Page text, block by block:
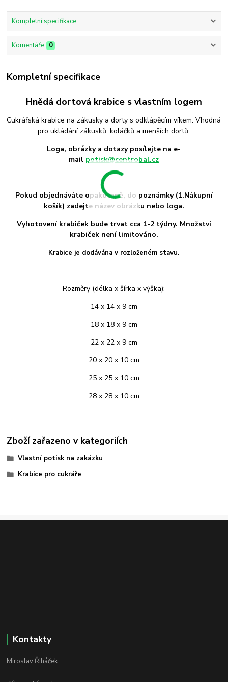
Kompletní specifikace
Komentáře 0
Kompletní specifikace
Hnědá dortová krabice s vlastním logem
Cukrářská krabice na zákusky a dorty s odklápěcím víkem. Vhodná
pro ukládání zákusků, koláčků a menších dortů.
Loga, obrázky a dotazy posílejte na e-
mail potisk@centrobal.cz
Pokud objednáváte opakovaně, do poznámky (1.Nákupní
košík) zadejte název obrázku nebo loga.
Vyhotovení krabiček bude trvat cca 1-2 týdny. Množství
krabiček není limitováno.
Krabice je dodávána v rozloženém stavu.
Rozměry (délka x šírka x výška):
14 x 14 x 9 cm
18 x 18 x 9 cm
22 x 22 x 9 cm
20 x 20 x 10 cm
25 x 25 x 10 cm
28 x 28 x 10 cm
Zboží zařazeno v kategoriích
Vlastní potisk na zakázku
Krabice pro cukráře
Kontakty
Miroslav Řiháček